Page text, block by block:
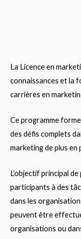
La Licence en
connaissances et la
carrières en
Ce programme
des défis complets
marketing de plus en
L’objectif principal
participants à des
dans les
peuvent être
organisations ou